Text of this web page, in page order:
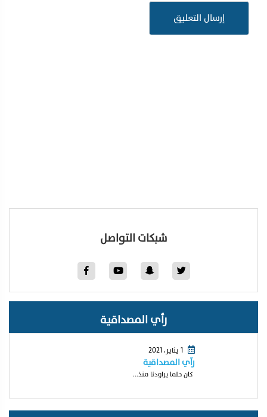
شبكات التواصل
رأي المصداقية
1 يناير، 2021
رآي المصداقية
كان حلما يراودنا منذ...